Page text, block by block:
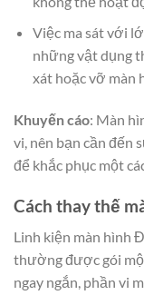
Việc ma sát với
những vật dụng
xát hoặc vỡ màn
Khuyến cáo: Màn
vi, nên bạn cần đến
để khắc phục một
Cách thay thế
Linh kiện màn hình
thường được gói
ngay ngắn, phần vi